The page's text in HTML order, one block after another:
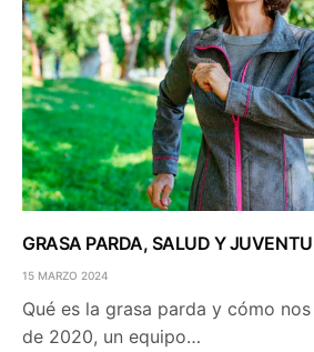
GRASA PARDA, SALUD Y
15 MARZO 2024
Qué es la grasa parda y cómo
de 2020, un equipo…